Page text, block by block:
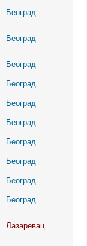
Београд
Београд
Београд
Београд
Београд
Београд
Београд
Београд
Београд
Београд
Лазаревац